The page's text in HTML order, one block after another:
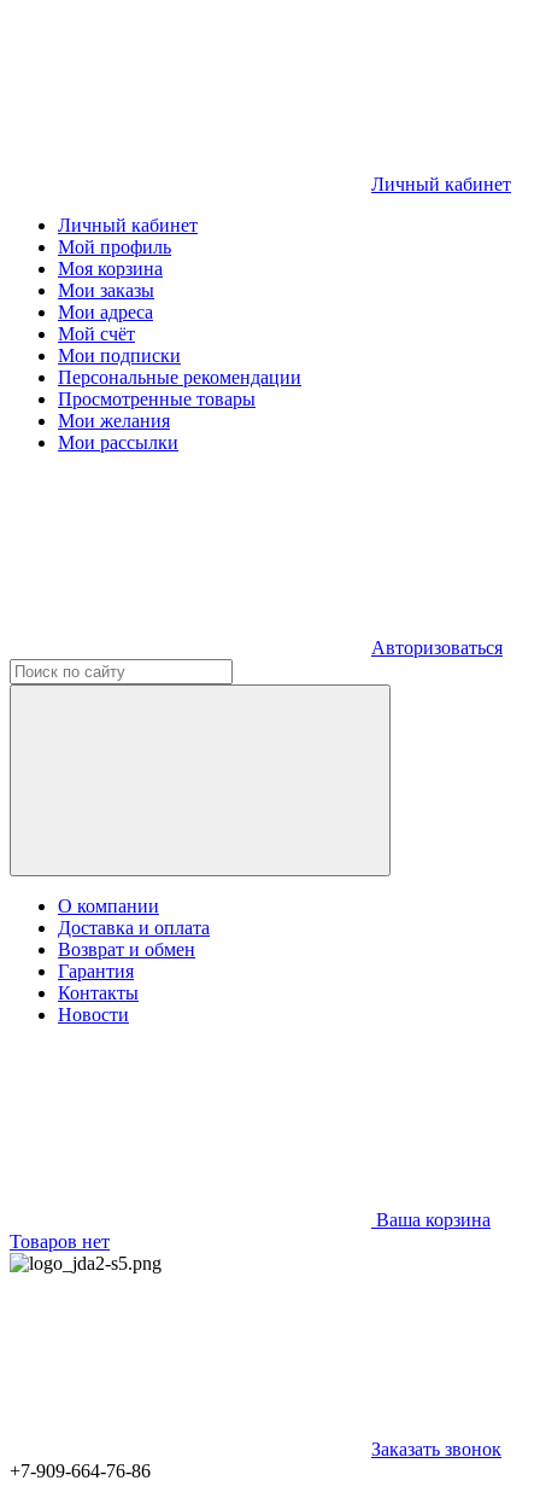
Личный кабинет
Личный кабинет
Мой профиль
Моя корзина
Мои заказы
Мои адреса
Мой счёт
Мои подписки
Персональные рекомендации
Просмотренные товары
Мои желания
Мои рассылки
Авторизоваться
О компании
Доставка и оплата
Возврат и обмен
Гарантия
Контакты
Новости
Ваша корзина
Товаров нет
Заказать звонок
+7-909-664-76-86